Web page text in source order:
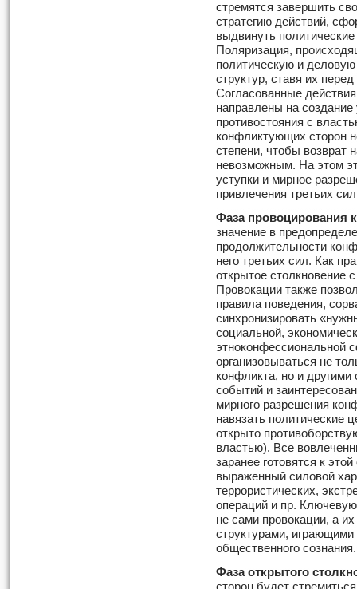
стремятся завершить
стратегию действий,
выдвинуть
Поляризация,
политическую и
структур, ставя их
Согласованные
направлены на
противостояния с
конфликтующих сторон
степени, чтобы возврат
невозможным. На этом
уступки и мирное
привлечения третьих
Фаза провоцирования
значение в
продолжительности
него третьих сил. Как
открытое столкновение
Провокации также
правила поведения,
синхронизировать
социальной,
этноконфессиональной
организовываться не
конфликта, но и
событий и
мирного разрешения
навязать политические
открыто
властью). Все
заранее готовятся к
выраженный силовой
террористических,
операций и пр.
не сами провокации, а
структурами,
общественного сознания.
Фаза открытого